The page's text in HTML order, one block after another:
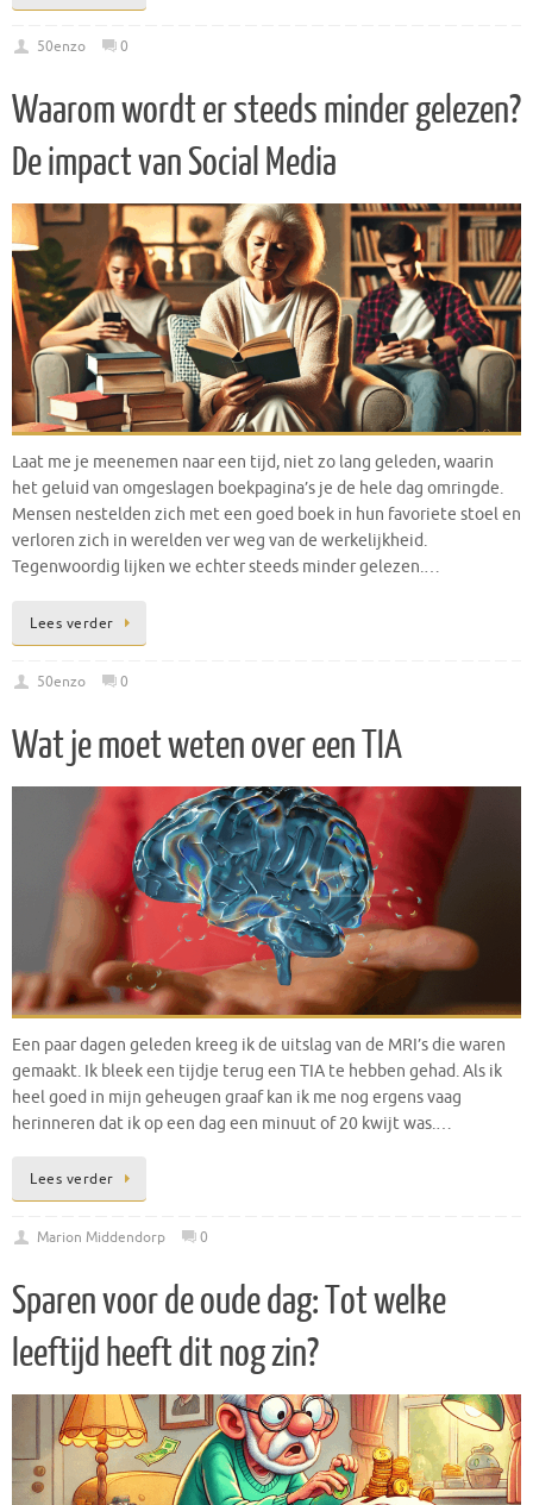
50enzo 0
Waarom wordt er steeds minder gelezen?
De impact van Social Media
Laat me je meenemen naar een tijd, niet zo lang geleden, waarin
het geluid van omgeslagen boekpagina’s je de hele dag omringde.
Mensen nestelden zich met een goed boek in hun favoriete stoel en
verloren zich in werelden ver weg van de werkelijkheid.
Tegenwoordig lijken we echter steeds minder gelezen.…
Lees verder
50enzo 0
Wat je moet weten over een TIA
Een paar dagen geleden kreeg ik de uitslag van de MRI’s die waren
gemaakt. Ik bleek een tijdje terug een TIA te hebben gehad. Als ik
heel goed in mijn geheugen graaf kan ik me nog ergens vaag
herinneren dat ik op een dag een minuut of 20 kwijt was.…
Lees verder
Marion Middendorp 0
Sparen voor de oude dag: Tot welke
leeftijd heeft dit nog zin?